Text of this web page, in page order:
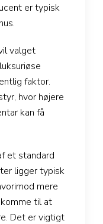
er typisk
valget
faktor.
hvor højere
kan få
et standard
ligger typisk
mere
til at
Det er vigtigt